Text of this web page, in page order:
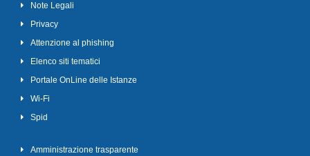
Note Legali
Privacy
Attenzione al phishing
Elenco siti tematici
Portale OnLine delle Istanze
Wi-Fi
Spid
Amministrazione trasparente